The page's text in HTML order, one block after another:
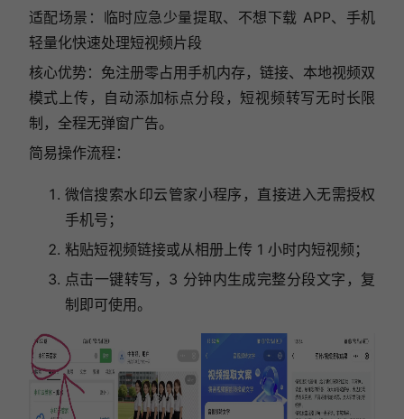
适配场景：临时应急少量提取、不想下载 APP、手机
轻量化快速处理短视频片段
核心优势：免注册零占用手机内存，链接、本地视频双
模式上传，自动添加标点分段，短视频转写无时长限
制，全程无弹窗广告。
简易操作流程：
微信搜索水印云管家小程序，直接进入无需授权
手机号；
粘贴短视频链接或从相册上传 1 小时内短视频；
点击一键转写，3 分钟内生成完整分段文字，复
制即可使用。